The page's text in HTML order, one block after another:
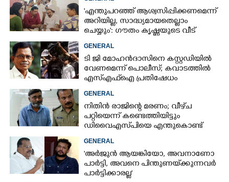
ചെയ്‌ത്
'എന്തുപറഞ്ഞ് ആശ്വസിപ്പിക്കണമെന്ന്
അറിയില്ല, സാദ്ധ്യമായതെല്ലാം
ചെയ്യും': ഗൗതം കൃഷ്ണയുടെ വീട്
സന്ദർശിച്ച് മുഖ്യമന്ത്രി
GENERAL
ടി ജി മോഹൻദാസിനെ കസ്റ്റഡിയിൽ
വേണമെന്ന് പൊലീസ്; കവാടത്തിൽ
എസ്എഫ്ഐ പ്രതിഷേധം
GENERAL
നിതിൻ രാജിന്റെ മരണം; വീഴ്‌ച
പറ്റിയെന്ന് കണ്ടെത്തിയിട്ടും
ഡിവൈഎസ്‌പിയെ എന്തുകൊണ്ട്
സസ്‌പെൻഡ് ചെയ്തില്ലെന്ന്
ഹൈക്കോടതി
GENERAL
'അർജുൻ ആയങ്കിയോ, അവനാണോ
പാർട്ടി, അവനെ പിന്തുണയ്‌ക്കുന്നവർ
പാർട്ടിക്കാരല്ല'